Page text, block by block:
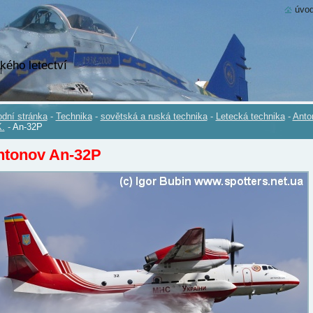
letectví
stránka - Technika - sovětská a ruská technika - Letecká technika -
- An-32P
An-32P